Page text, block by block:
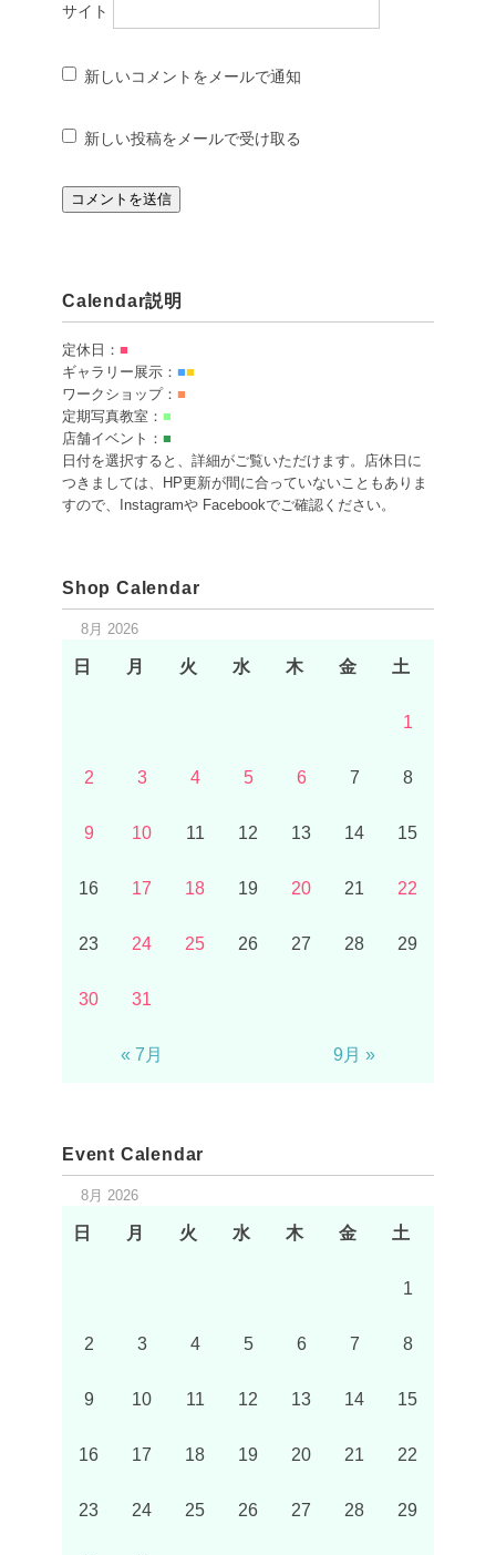
サイト
新しいコメントをメールで通知
新しい投稿をメールで受け取る
Calendar説明
定休日： ■
ギャラリー展示： ■■
ワークショップ： ■
定期写真教室： ■
店舗イベント： ■
日付を選択すると、詳細がご覧いただけます。店休日に
つきましては、HP更新が間に合っていないこともありま
すので、Instagramや Facebookでご確認ください。
Shop Calendar
8月 2026
日 月 火 水 木 金 土
1
2 3 4 5 6 7 8
9 10 11 12 13 14 15
16 17 18 19 20 21 22
23 24 25 26 27 28 29
30 31
« 7月 9月 »
Event Calendar
8月 2026
日 月 火 水 木 金 土
1
2 3 4 5 6 7 8
9 10 11 12 13 14 15
16 17 18 19 20 21 22
23 24 25 26 27 28 29